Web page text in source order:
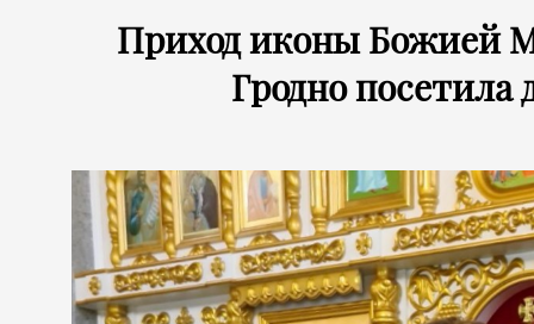
Приход иконы Божией
Гродно посетила